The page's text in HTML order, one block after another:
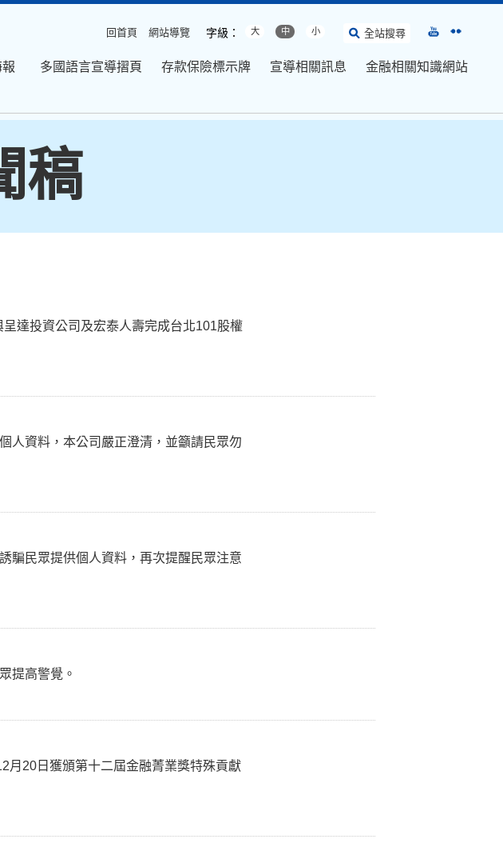
回首頁 網站導覽 字級： 大 中 小 全站搜尋
多國語言宣導摺頁 存款保險標示牌 宣導相關訊息 金融相關知識網站
稿
達投資公司及宏泰人壽完成台北101股權
人資料，本公司嚴正澄清，並籲請民眾勿
騙民眾提供個人資料，再次提醒民眾注意
提高警覺。
月20日獲頒第十二屆金融菁業獎特殊貢獻